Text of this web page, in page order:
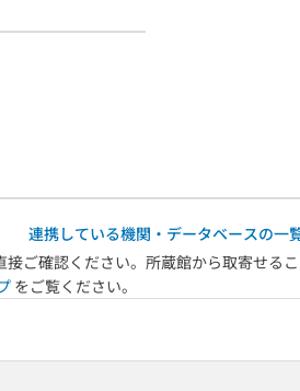
連携している機関・データベースの一
ご確認ください。所蔵館から取寄せる
をご覧ください。